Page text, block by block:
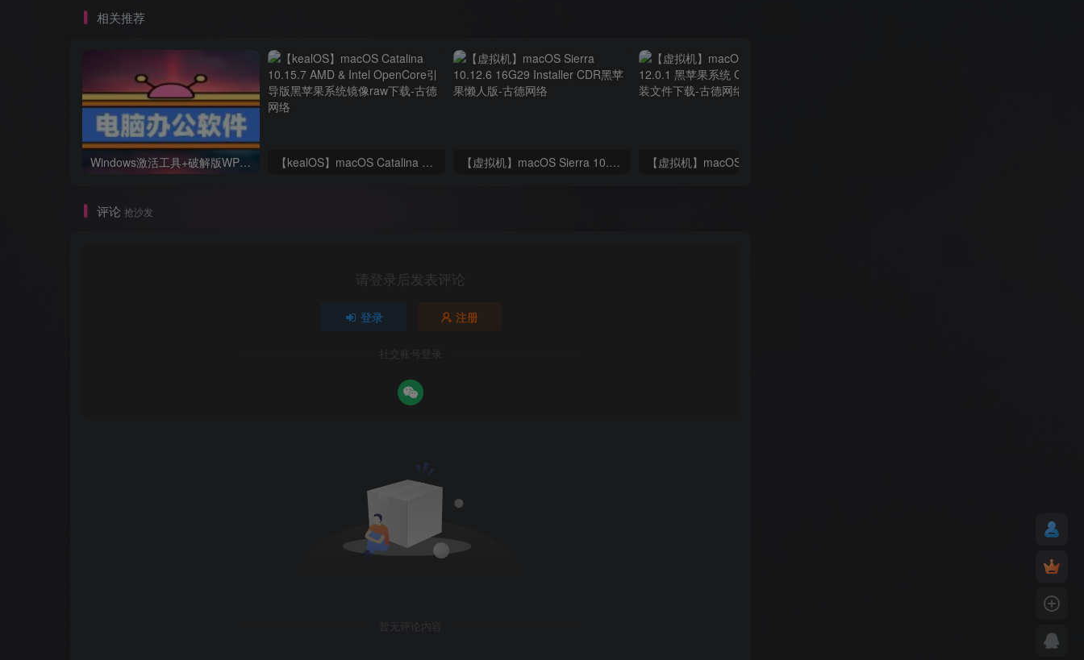
相关推荐
Windows激活工具+破解版WPS+破解版pdf(可编辑)+办公文件转换工具 【kealOS】macOS Catalina 10.15.7 AMD & Intel OpenCore引导版黑苹果系统镜像raw下载 【虚拟机】macOS Sierra 10.12.6 16G29 Installer CDR黑苹果懒人版
评论 抢沙发
请登录后发表评论
登录 注册
社交账号登录
暂无评论内容